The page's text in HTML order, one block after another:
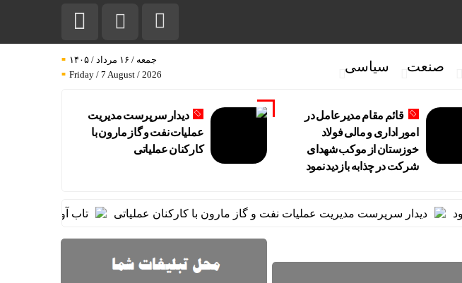
صنعت سیاسی
جمعه / ۱۶ مرداد / ۱۴۰۵
Friday / 7 August / 2026
قائم مقام مدیرعامل در
امور اداری و مالی فولاد
خوزستان از موکب شهدای
شرکت در چذابه بازدید نمود
دیدار سرپرست مدیریت
عملیات نفت و گاز مارون با
کارکنان عملیاتی
دیدار سرپرست مدیریت عملیات نفت و گاز مارون با کارکنان عملیاتی تاب آوری، وجه تمایز